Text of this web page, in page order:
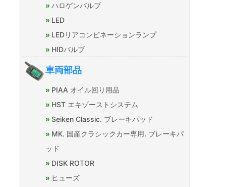
ハロゲンバルブ
LED
LEDリアコンビネーションランプ
HIDバルブ
車両部品
PIAA オイル回り用品
HST エキゾーストシステム
Seiken Classic. ブレーキパッド
MK. 国産クラシックカー専用. ブレーキパ
ッド
DISK ROTOR
ヒューズ